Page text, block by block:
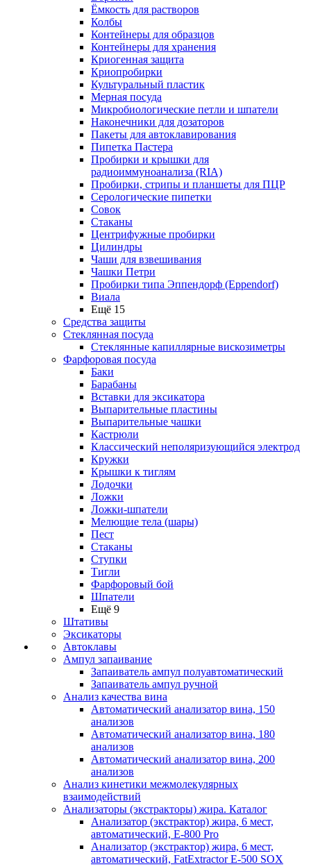
Ёмкость для растворов
Колбы
Контейнеры для образцов
Контейнеры для хранения
Криогенная защита
Криопробирки
Культуральный пластик
Мерная посуда
Микробиологические петли и шпатели
Наконечники для дозаторов
Пакеты для автоклавирования
Пипетка Пастера
Пробирки и крышки для
радиоиммуноанализа (RIA)
Пробирки, стрипы и планшеты для ПЦР
Серологические пипетки
Совок
Стаканы
Центрифужные пробирки
Цилиндры
Чаши для взвешивания
Чашки Петри
Пробирки типа Эппендорф (Eppendorf)
Виала
Ещё 15
Средства защиты
Стеклянная посуда
Стеклянные капиллярные вискозиметры
Фарфоровая посуда
Баки
Барабаны
Вставки для эксикатора
Выпарительные пластины
Выпарительные чашки
Кастрюли
Классический неполяризующийся электрод
Кружки
Крышки к тиглям
Лодочки
Ложки
Ложки-шпатели
Мелющие тела (шары)
Пест
Стаканы
Ступки
Тигли
Фарфоровый бой
Шпатели
Ещё 9
Штативы
Эксикаторы
Автоклавы
Ампул запаивание
Запаиватель ампул полуавтоматический
Запаиватель ампул ручной
Анализ качества вина
Автоматический анализатор вина, 150
анализов
Автоматический анализатор вина, 180
анализов
Автоматический анализатор вина, 200
анализов
Анализ кинетики межмолекулярных
взаимодействий
Анализаторы (экстракторы) жира. Каталог
Анализатор (экстрактор) жира, 6 мест,
автоматический, E-800 Pro
Анализатор (экстрактор) жира, 6 мест,
автоматический, FatExtractor E-500 SOX